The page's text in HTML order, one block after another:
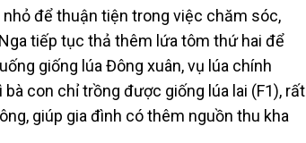
nhỏ để thuận tiện trong việc chăm sóc,
tiếp tục thả thêm lứa tôm thứ hai để
giống lúa Đông xuân, vụ lúa chính
con chỉ trồng được giống lúa lai (F1), rất
giúp gia đình có thêm nguồn thu kha